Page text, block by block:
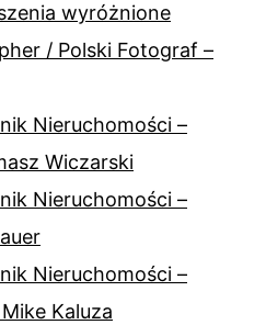
wyróżnione
/ Polski Fotograf –
Nieruchomości –
Wiczarski
Nieruchomości –
Nieruchomości –
Kaluza